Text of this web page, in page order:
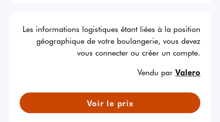
Les informations logistiques étant liées à la position
géographique de votre boulangerie, vous devez
vous connecter ou créer un compte.
Vendu par Valero
Voir le prix